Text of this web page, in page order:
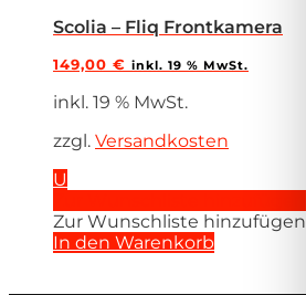
Scolia – Fliq Frontkamera
149,00 € inkl. 19 % MwSt.
inkl. 19 % MwSt.
zzgl. Versandkosten
U
Zur Wunschliste hinzufügen
In den Warenkorb